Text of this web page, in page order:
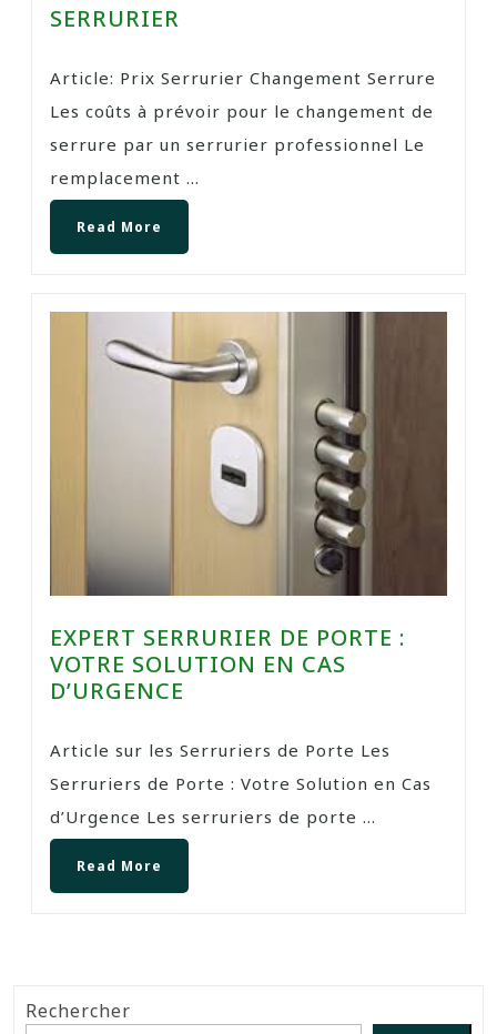
SERRURIER
Article: Prix Serrurier Changement Serrure
Les coûts à prévoir pour le changement de
serrure par un serrurier professionnel Le
remplacement ...
Read More
EXPERT SERRURIER DE PORTE :
VOTRE SOLUTION EN CAS
D’URGENCE
Article sur les Serruriers de Porte Les
Serruriers de Porte : Votre Solution en Cas
d’Urgence Les serruriers de porte ...
Read More
Rechercher